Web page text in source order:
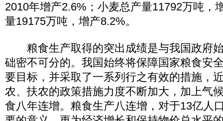
2010年增产2.6%；小麦总产量11792万吨，
量19175万吨，增产8.2%。
粮食生产取得的突出成绩是与我国政府
础密不可分的。我国始终将保障国家粮食安
要目标，并采取了一系列行之有效的措施，
农、扶农的政策措施力度不断加大，加上气
食八年连增。粮食生产八连增，对于13亿人